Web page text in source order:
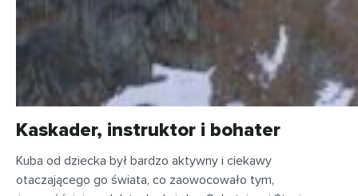
Kaskader, instruktor i bohater
Kuba od dziecka był bardzo aktywny i ciekawy
otaczającego go świata, co zaowocowało tym,